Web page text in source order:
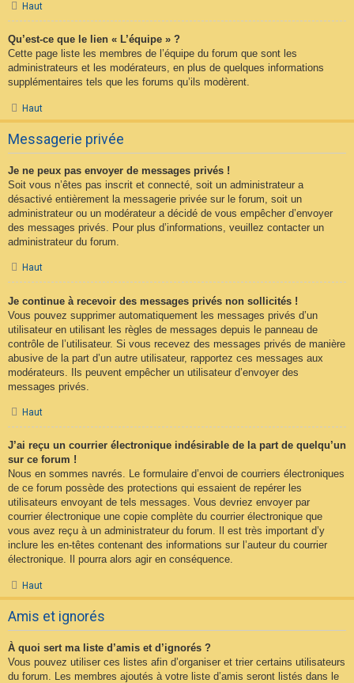
Haut
Qu’est-ce que le lien « L’équipe » ?
Cette page liste les membres de l’équipe du forum que sont les
administrateurs et les modérateurs, en plus de quelques informations
supplémentaires tels que les forums qu’ils modèrent.
Haut
Messagerie privée
Je ne peux pas envoyer de messages privés !
Soit vous n’êtes pas inscrit et connecté, soit un administrateur a
désactivé entièrement la messagerie privée sur le forum, soit un
administrateur ou un modérateur a décidé de vous empêcher d’envoyer
des messages privés. Pour plus d’informations, veuillez contacter un
administrateur du forum.
Haut
Je continue à recevoir des messages privés non sollicités !
Vous pouvez supprimer automatiquement les messages privés d’un
utilisateur en utilisant les règles de messages depuis le panneau de
contrôle de l’utilisateur. Si vous recevez des messages privés de manière
abusive de la part d’un autre utilisateur, rapportez ces messages aux
modérateurs. Ils peuvent empêcher un utilisateur d’envoyer des
messages privés.
Haut
J’ai reçu un courrier électronique indésirable de la part de quelqu’un
sur ce forum !
Nous en sommes navrés. Le formulaire d’envoi de courriers électroniques
de ce forum possède des protections qui essaient de repérer les
utilisateurs envoyant de tels messages. Vous devriez envoyer par
courrier électronique une copie complète du courrier électronique que
vous avez reçu à un administrateur du forum. Il est très important d’y
inclure les en-têtes contenant des informations sur l’auteur du courrier
électronique. Il pourra alors agir en conséquence.
Haut
Amis et ignorés
À quoi sert ma liste d’amis et d’ignorés ?
Vous pouvez utiliser ces listes afin d’organiser et trier certains utilisateurs
du forum. Les membres ajoutés à votre liste d’amis seront listés dans le